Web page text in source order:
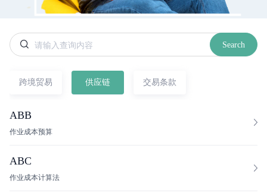
Search
跨境贸易 供应链 交易条款
ABB
作业成本预算
ABC
作业成本计算法